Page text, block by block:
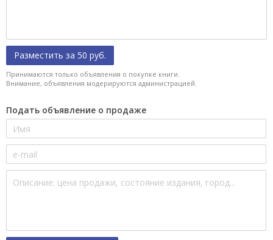
Разместить за 50 руб.
Принимаются только объявления о покупке книги.
Внимание, объявления модерируются администрацией.
Подать объявление о продаже